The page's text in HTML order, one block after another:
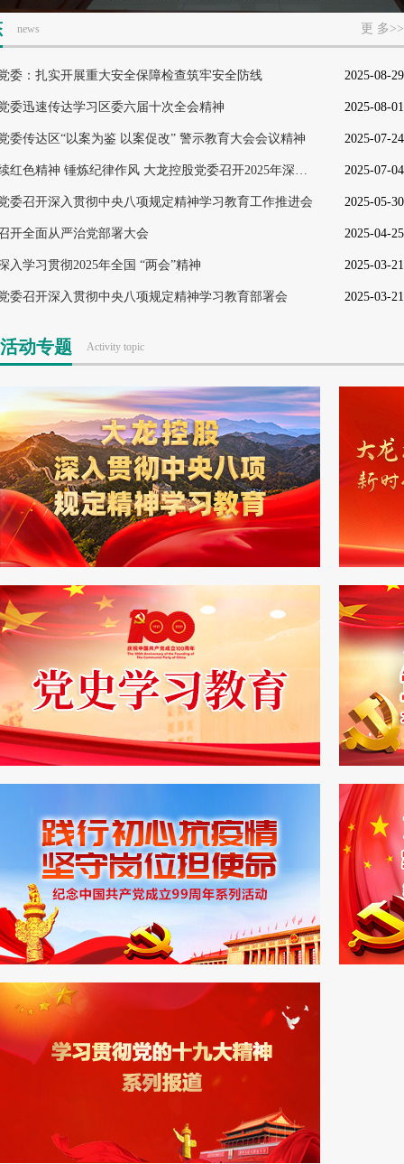
news 更 多>>
委：扎实开展重大安全保障检查筑牢安全防线 2025-08-29
委迅速传达学习区委六届十次全会精神 2025-08-01
委传达区“以案为鉴 以案促改” 警示教育大会会议精神 2025-07-24
七一：赓续红色精神 锤炼纪律作风 大龙控股党委召开2025年深入贯彻中央八项规定精神学习教育专题党课 2025-07-04
委召开深入贯彻中央八项规定精神学习教育工作推进会 2025-05-30
开全面从严治党部署大会 2025-04-25
入学习贯彻2025年全国 “两会”精神 2025-03-21
委召开深入贯彻中央八项规定精神学习教育部署会 2025-03-21
活动专题 Activity topic